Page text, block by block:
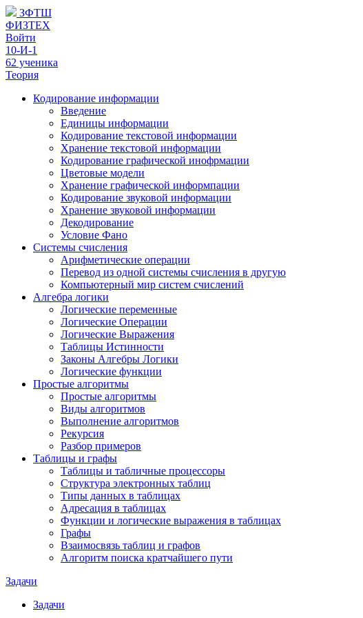
ЗФТШ
ФИЗТЕХ
Войти
10-И-1
62 ученика
Теория
Кодирование информации
Введение
Единицы информации
Кодирование текстовой информации
Хранение текстовой информации
Кодирование графической инофрмации
Цветовые модели
Хранение графической информпации
Кодирование звуковой информации
Хранение звуковой информации
Декодирование
Условие Фано
Системы счисления
Арифметические операции
Перевод из одной системы счисления в другую
Компьютерный мир систем счислений
Алгебра логики
Логические переменные
Логические Операции
Логические Выражения
Таблицы Истинности
Законы Алгебры Логики
Логические функции
Простые алгоритмы
Простые алгоритмы
Виды алгоритмов
Выполнение алгоритмов
Рекурсия
Разбор примеров
Таблицы и графы
Таблицы и табличные процессоры
Структура электронных таблиц
Типы данных в таблицах
Адресация в таблицах
Функции и логические выражения в таблицах
Графы
Взаимосвязь таблиц и графов
Алгоритм поиска кратчайшего пути
Задачи
Задачи